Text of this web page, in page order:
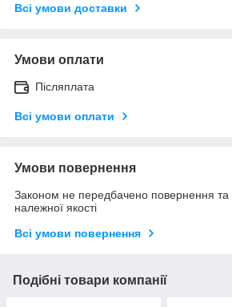
Всі умови доставки
Умови оплати
Післяплата
Всі умови оплати
Умови повернення
Законом не передбачено повернення та
належної якості
Всі умови повернення
Подібні товари компанії